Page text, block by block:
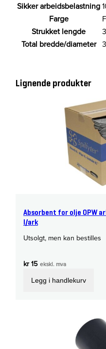
t
l
Sikker arbeidsbelastning
Farge
Strukket lengde
Total bredde/diameter
Lignende produkter
Absorbent for olje OPW
l/ark
Utsolgt, men kan bestilles
kr15 ekskl. mva
Legg i handlekurv